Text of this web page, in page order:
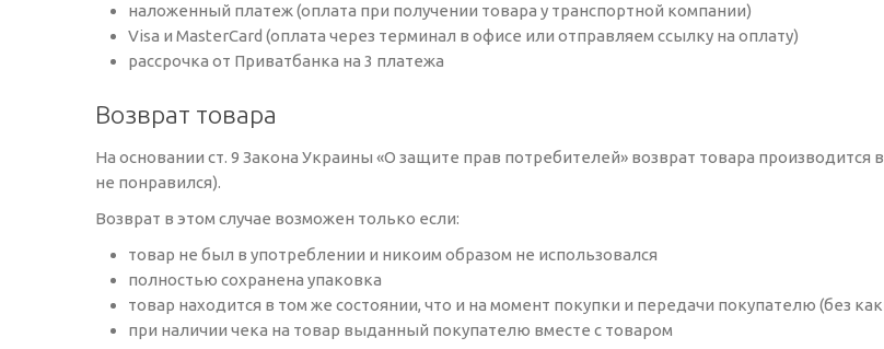
наложенный платеж (оплата при получении товара у транспортной компании)
Visa и MasterCard (оплата через терминал в офисе или отправляем ссылку на оплату)
рассрочка от Приватбанка на 3 платежа
Возврат товара
На основании ст. 9 Закона Украины «О защите прав потребителей» возврат товара
не понравился).
Возврат в этом случае возможен только если:
товар не был в употреблении и никоим образом не использовался
полностью сохранена упаковка
товар находится в том же состоянии, что и на момент покупки и передачи покупателю (без
при наличии чека на товар выданный покупателю вместе с товаром